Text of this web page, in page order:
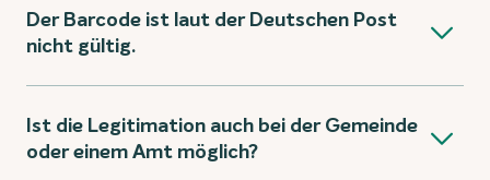
Der Barcode ist laut der Deutschen Post
nicht gültig.
Ist die Legitimation auch bei der Gemeinde
oder einem Amt möglich?